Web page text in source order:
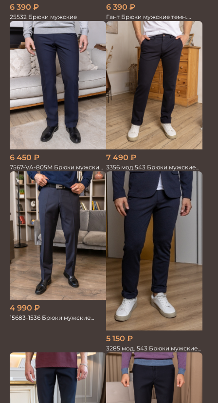
6 390 ₽
25532 Брюки мужские
6 390 ₽
Гант Брюки мужские темн.
деми
6 450 ₽
7567-VA-805M Брюки мужские
т.синие однотон.
7 490 ₽
3356 мод.543 Брюки мужские
трикотаж
4 990 ₽
15683-1536 Брюки мужские
5 150 ₽
3285 мод. 543 Брюки мужские
трикотажные т.синие